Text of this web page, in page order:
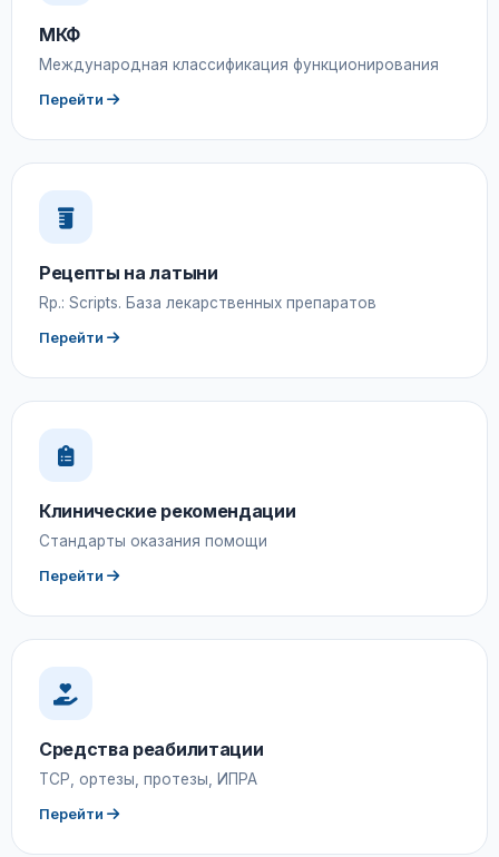
МКФ
Международная классификация функционирования
Перейти
Рецепты на латыни
Rp.: Scripts. База лекарственных препаратов
Перейти
Клинические рекомендации
Стандарты оказания помощи
Перейти
Средства реабилитации
ТСР, ортезы, протезы, ИПРА
Перейти